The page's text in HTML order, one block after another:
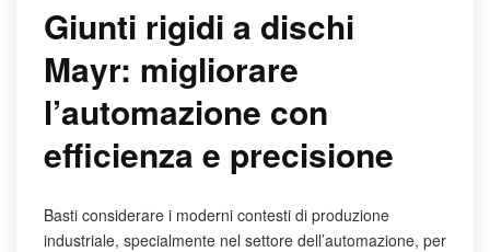
Giunti rigidi a dischi
Mayr: migliorare
l’automazione con
efficienza e precisione
Basti considerare i moderni contesti di produzione
industriale, specialmente nel settore dell’automazione, per